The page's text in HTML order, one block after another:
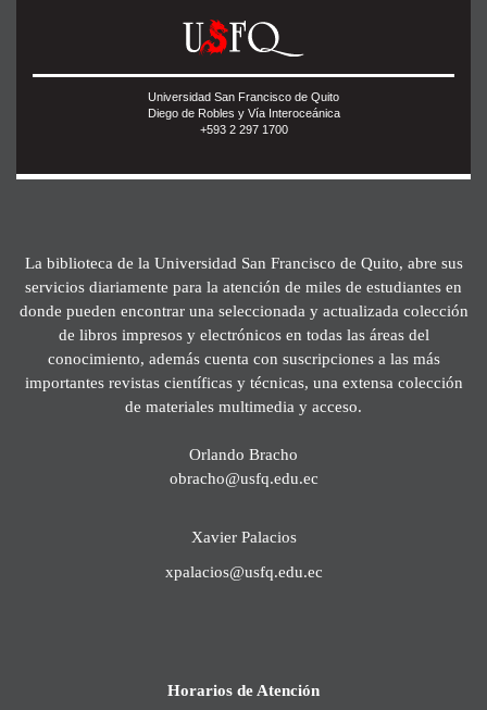
Universidad San Francisco de Quito
Diego de Robles y Vía Interoceánica
+593 2 297 1700
La biblioteca de la Universidad San Francisco de Quito, abre sus
servicios diariamente para la atención de miles de estudiantes en
donde pueden encontrar una seleccionada y actualizada colección
de libros impresos y electrónicos en todas las áreas del
conocimiento, además cuenta con suscripciones a las más
importantes revistas científicas y técnicas, una extensa colección
de materiales multimedia y acceso.
Orlando Bracho
obracho@usfq.edu.ec
Xavier Palacios
xpalacios@usfq.edu.ec
Horarios de Atención